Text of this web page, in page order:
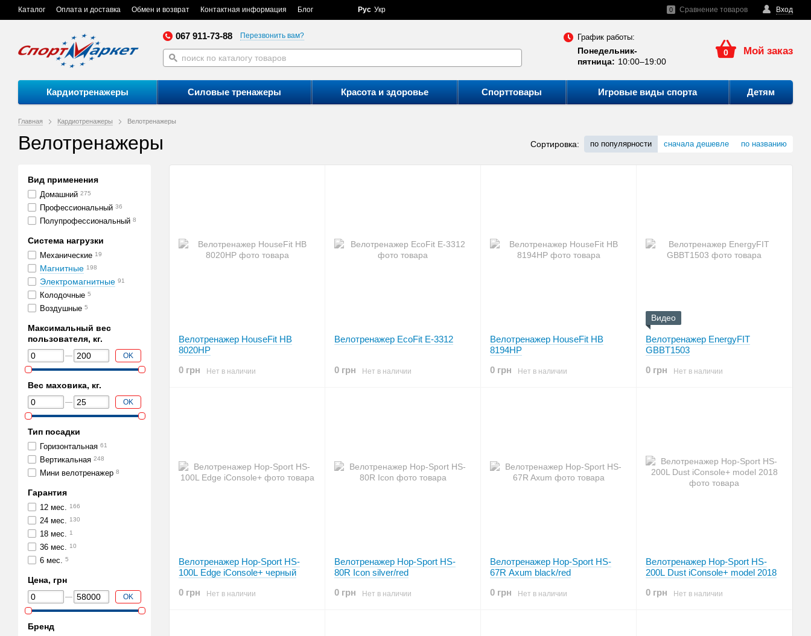
Каталог Оплата и доставка Обмен и возврат Контактная информация Блог Вход
0 Сравнение товаров
Рус Укр
067 911-73-88 Перезвонить вам? График работы:
Понедельник-
пятница: 10:00–19:00
0 Мой заказ
Кардиотренажеры Силовые тренажеры Красота и здоровье Спорттовары Игровые виды спорта Детям
Главная Кардиотренажеры Велотренажеры
Велотренажеры Сортировка: по популярности сначала дешевле по названию
Велотренажер HouseFit HB
8020HP
0 грн
Нет в наличии
Велотренажер EcoFit E-3312
0 грн Нет в наличии
Велотренажер HouseFit HB
8194HP
0 грн
Нет в наличии
Видео
Велотренажер EnergyFIT
GBBT1503
0 грн
Нет в наличии
Велотренажер Hop-Sport HS-
100L Edge iConsole+ черный
0 грн
Нет в наличии
Велотренажер Hop-Sport HS-
80R Icon silver/red
0 грн
Нет в наличии
Велотренажер Hop-Sport HS-
67R Axum black/red
0 грн
Нет в наличии
Велотренажер Hop-Sport HS-
200L Dust iConsole+ model 2018
0 грн
Нет в наличии
Вид применения
Домашний 275
Профессиональный 36
Полупрофессиональный 8
Система нагрузки
Механические 19
Магнитные 198
Электромагнитные 91
Колодочные 5
Воздушные 5
Максимальный вес
пользователя, кг.
OK
Вес маховика, кг.
OK
Тип посадки
Горизонтальная 61
Вертикальная 248
Мини велотренажер 8
Гарантия
12 мес. 166
24 мес. 130
18 мес. 1
36 мес. 10
6 мес. 5
Цена, грн
OK
Бренд